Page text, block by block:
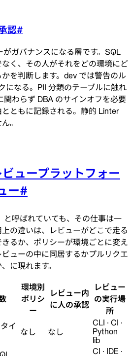
認#
ガバナンスになる層です。SQL
く、その人がそれをどの環境にど
を判断します。dev では警告のル
になる。PII 分類のテーブルに触れ
関わらず DBA のサインオフを必要
ともに記録される。静的 Linter
。
ュープラットフォー
ー#
と呼ばれていても、その仕事は一
の違いは、レビューがどこで走る
るか、ポリシーが環境ごとに変え
ューの中に同居するかプルリクエ
に現れます。
環境別
ポリシ
ー
レビュー内
に人の承認
レビュー
の実行場
所
イ
なし なし
CLI · CI ·
Python
lib
CI · IDE ·